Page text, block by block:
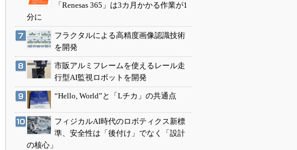
「Renesas 365」は3カ月かかる作業が1
分に
フラクタルによる高精度画像認識技術
を開発
市販アルミフレームを使えるレール走
行型AI監視ロボットを開発
“Hello, World”と「Lチカ」の共通点
フィジカルAI時代のロボティクス新標
準、安全性は「後付け」でなく「設計
の核心」